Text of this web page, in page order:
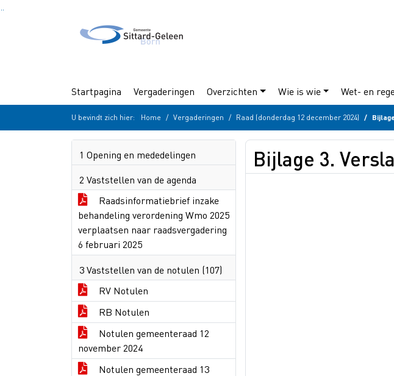
Startpagina Vergaderingen Overzichten Wie is wie Wet- en
U bevindt zich hier: Home Vergaderingen Raad (donderdag 12 december 2024)
1 Opening en mededelingen
2 Vaststellen van de agenda
Raadsinformatiebrief inzake
behandeling verordening Wmo 2025
verplaatsen naar raadsvergadering
6 februari 2025
3 Vaststellen van de notulen (107)
RV Notulen
RB Notulen
Notulen gemeenteraad 12
november 2024
Notulen gemeenteraad 13
Bijlage 3.